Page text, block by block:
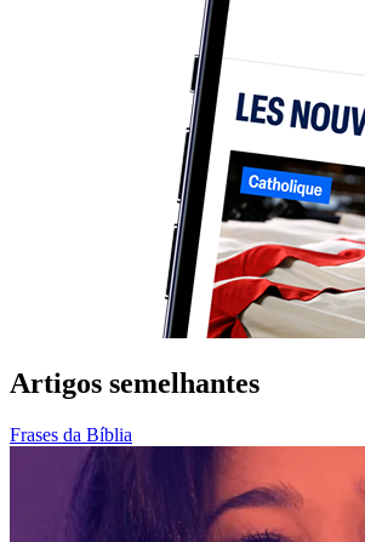
Artigos semelhantes
Frases da Bíblia